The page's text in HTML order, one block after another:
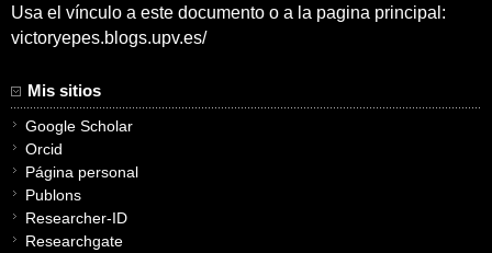
Usa el vínculo a este documento o a la pagina principal:
victoryepes.blogs.upv.es/
Mis sitios
Google Scholar
Orcid
Página personal
Publons
Researcher-ID
Researchgate